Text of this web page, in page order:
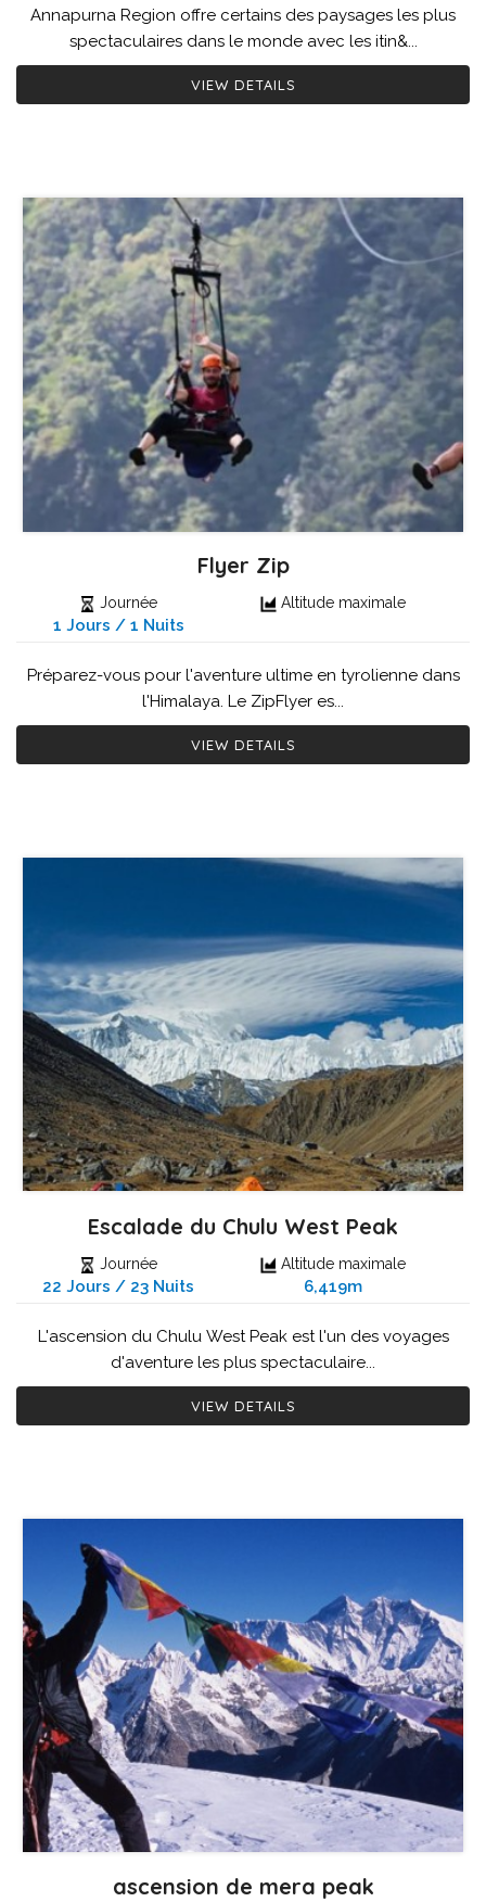
Annapurna Region offre certains des paysages les plus
spectaculaires dans le monde avec les itin&...
VIEW DETAILS
Flyer Zip
Journée
1 Jours / 1 Nuits
Altitude maximale
Préparez-vous pour l'aventure ultime en tyrolienne dans
l'Himalaya. Le ZipFlyer es...
VIEW DETAILS
Escalade du Chulu West Peak
Journée
22 Jours / 23 Nuits
Altitude maximale
6,419m
L'ascension du Chulu West Peak est l'un des voyages
d'aventure les plus spectaculaire...
VIEW DETAILS
ascension de mera peak